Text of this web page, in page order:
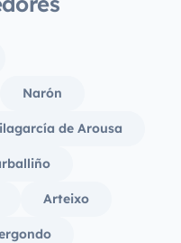
Narón
de Arousa
Arteixo